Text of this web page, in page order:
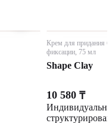
Крем для придания
фиксации, 75 мл
Shape Clay
10 580 ₸